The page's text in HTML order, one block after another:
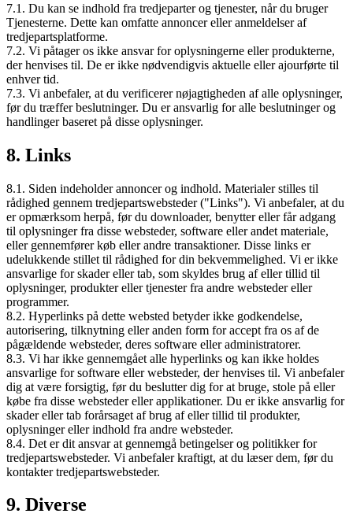
7.1. Du kan se indhold fra tredjeparter og tjenester, når du bruger
Tjenesterne. Dette kan omfatte annoncer eller anmeldelser af
tredjepartsplatforme.
7.2. Vi påtager os ikke ansvar for oplysningerne eller produkterne,
der henvises til. De er ikke nødvendigvis aktuelle eller ajourførte til
enhver tid.
7.3. Vi anbefaler, at du verificerer nøjagtigheden af alle oplysninger,
før du træffer beslutninger. Du er ansvarlig for alle beslutninger og
handlinger baseret på disse oplysninger.
8. Links
8.1. Siden indeholder annoncer og indhold. Materialer stilles til
rådighed gennem tredjepartswebsteder ("Links"). Vi anbefaler, at du
er opmærksom herpå, før du downloader, benytter eller får adgang
til oplysninger fra disse websteder, software eller andet materiale,
eller gennemfører køb eller andre transaktioner. Disse links er
udelukkende stillet til rådighed for din bekvemmelighed. Vi er ikke
ansvarlige for skader eller tab, som skyldes brug af eller tillid til
oplysninger, produkter eller tjenester fra andre websteder eller
programmer.
8.2. Hyperlinks på dette websted betyder ikke godkendelse,
autorisering, tilknytning eller anden form for accept fra os af de
pågældende websteder, deres software eller administratorer.
8.3. Vi har ikke gennemgået alle hyperlinks og kan ikke holdes
ansvarlige for software eller websteder, der henvises til. Vi anbefaler
dig at være forsigtig, før du beslutter dig for at bruge, stole på eller
købe fra disse websteder eller applikationer. Du er ikke ansvarlig for
skader eller tab forårsaget af brug af eller tillid til produkter,
oplysninger eller indhold fra andre websteder.
8.4. Det er dit ansvar at gennemgå betingelser og politikker for
tredjepartswebsteder. Vi anbefaler kraftigt, at du læser dem, før du
kontakter tredjepartswebsteder.
9. Diverse